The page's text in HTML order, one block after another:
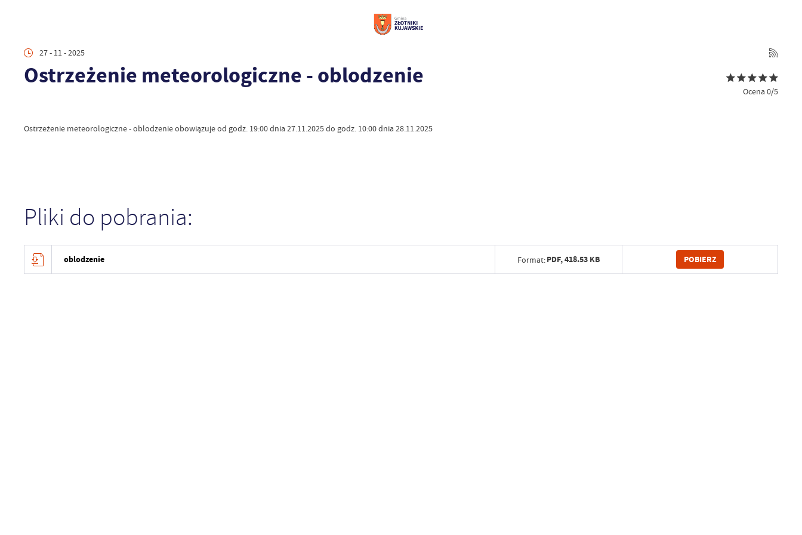
27 - 11 - 2025
Ostrzeżenie meteorologiczne - oblodzenie
Ocena 0/5
Ostrzeżenie meteorologiczne - oblodzenie obowiązuje od godz. 19:00 dnia 27.11.2025 do godz. 10:00 dnia 28.11.2025
Pliki do pobrania:
oblodzenie Format:PDF,418.53 KB POBIERZ